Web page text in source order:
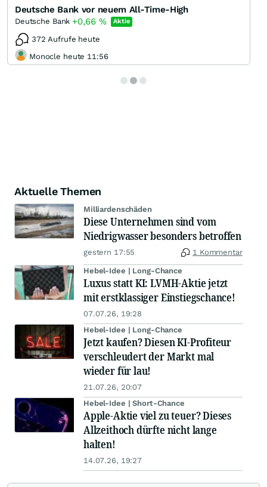
Deutsche Bank vor neuem All-Time-High
Deutsche Bank +0,66 % Aktie
372 Aufrufe heute
Monocle heute 11:56
Aktuelle Themen
Milliardenschäden
Diese Unternehmen sind vom
Niedrigwasser besonders betroffen
gestern 17:55 1 Kommentar
Hebel-Idee | Long-Chance
Luxus statt KI: LVMH-Aktie jetzt
mit erstklassiger Einstiegschance!
07.07.26, 19:28
Hebel-Idee | Long-Chance
Jetzt kaufen? Diesen KI-Profiteur
verschleudert der Markt mal
wieder für lau!
21.07.26, 20:07
Hebel-Idee | Short-Chance
Apple-Aktie viel zu teuer? Dieses
Allzeithoch dürfte nicht lange
halten!
14.07.26, 19:27